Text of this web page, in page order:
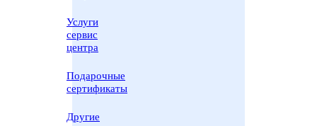
Услуги
сервис
центра
Подарочные
сертификаты
Другие